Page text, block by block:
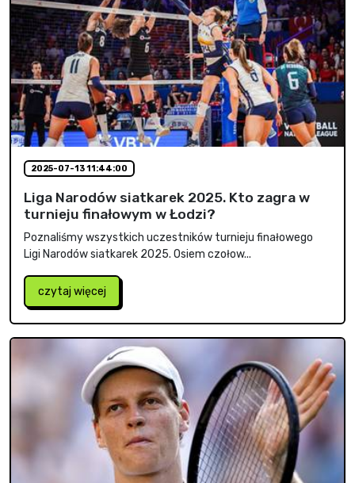
2025-07-13 11:44:00
Liga Narodów siatkarek 2025. Kto zagra w
turnieju finałowym w Łodzi?
Poznaliśmy wszystkich uczestników turnieju finałowego
Ligi Narodów siatkarek 2025. Osiem czołow...
czytaj więcej